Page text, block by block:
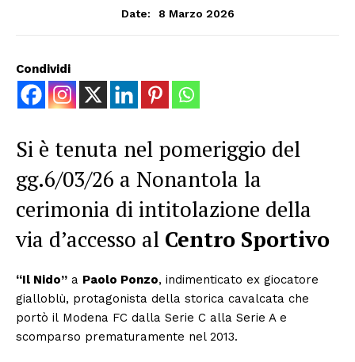
Date:
8 Marzo 2026
Condividi
Si è tenuta nel pomeriggio del
gg.6/03/26 a Nonantola la
cerimonia di intitolazione della
via d’accesso al Centro Sportivo
“Il Nido” a Paolo Ponzo, indimenticato ex giocatore
gialloblù, protagonista della storica cavalcata che
portò il Modena FC dalla Serie C alla Serie A e
scomparso prematuramente nel 2013.